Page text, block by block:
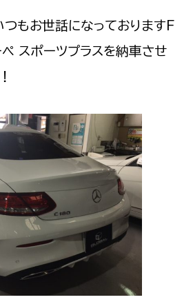
つもお世話になっておりますF
スポーツプラスを納車させ